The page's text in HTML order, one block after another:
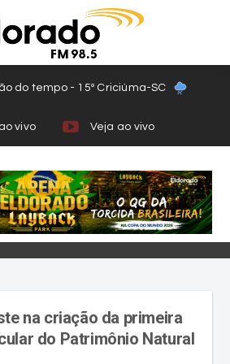
do tempo - 15º Criciúma-SC
vivo Veja ao vivo
um condomínio
unidade da empresa